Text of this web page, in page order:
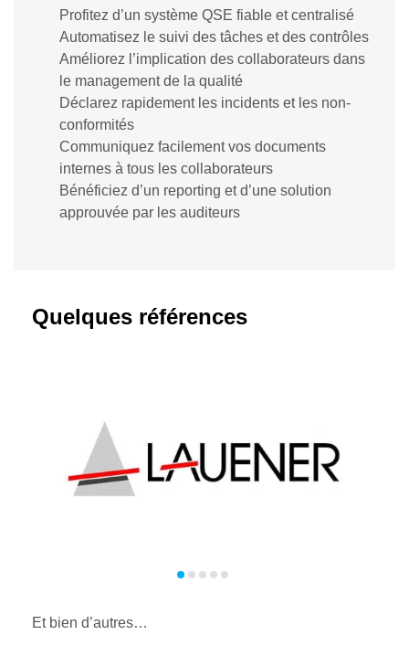
Profitez d’un système QSE fiable et centralisé
Automatisez le suivi des tâches et des contrôles
Améliorez l’implication des collaborateurs dans
le management de la qualité
Déclarez rapidement les incidents et les non-
conformités
Communiquez facilement vos documents
internes à tous les collaborateurs
Bénéficiez d’un reporting et d’une solution
approuvée par les auditeurs
Quelques références
Et bien d’autres…